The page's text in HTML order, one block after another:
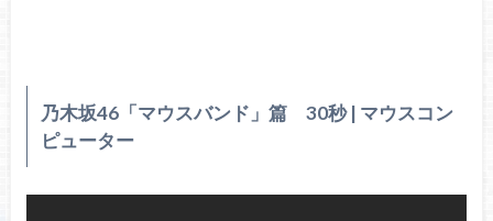
乃木坂46「マウスバンド」篇 30秒 | マウスコン
ピューター